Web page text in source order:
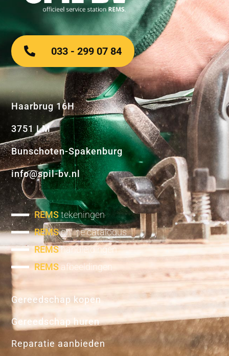
Haarbrug 16H
3751 LM
Bunschoten-Spakenburg
info@spil-bv.nl
REMStekeningen
REMSonline catalogus
REMShandleidingen
REMS afbeeldingen
Gereedschap kopen
Gereedschap huren
Reparatie aanbieden
033 - 299 07 84